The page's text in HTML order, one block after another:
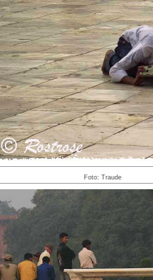
Foto: Traude